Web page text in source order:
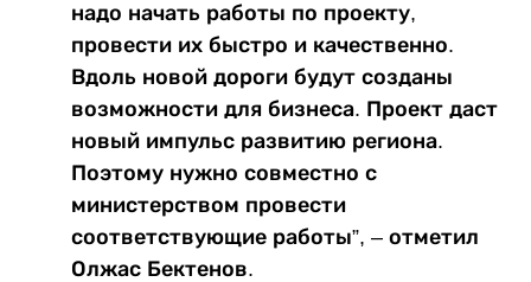
надо начать работы по проекту,
провести их быстро и качественно.
Вдоль новой дороги будут созданы
возможности для бизнеса. Проект даст
новый импульс развитию региона.
Поэтому нужно совместно с
министерством провести
соответствующие работы”, – отметил
Олжас Бектенов.